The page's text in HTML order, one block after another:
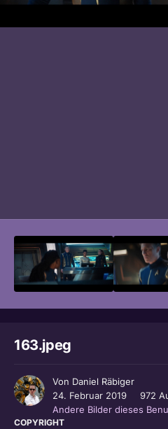
163.jpeg
Von Daniel Räbiger
24. Februar 2019
972
Andere Bilder dieses
COPYRIGHT